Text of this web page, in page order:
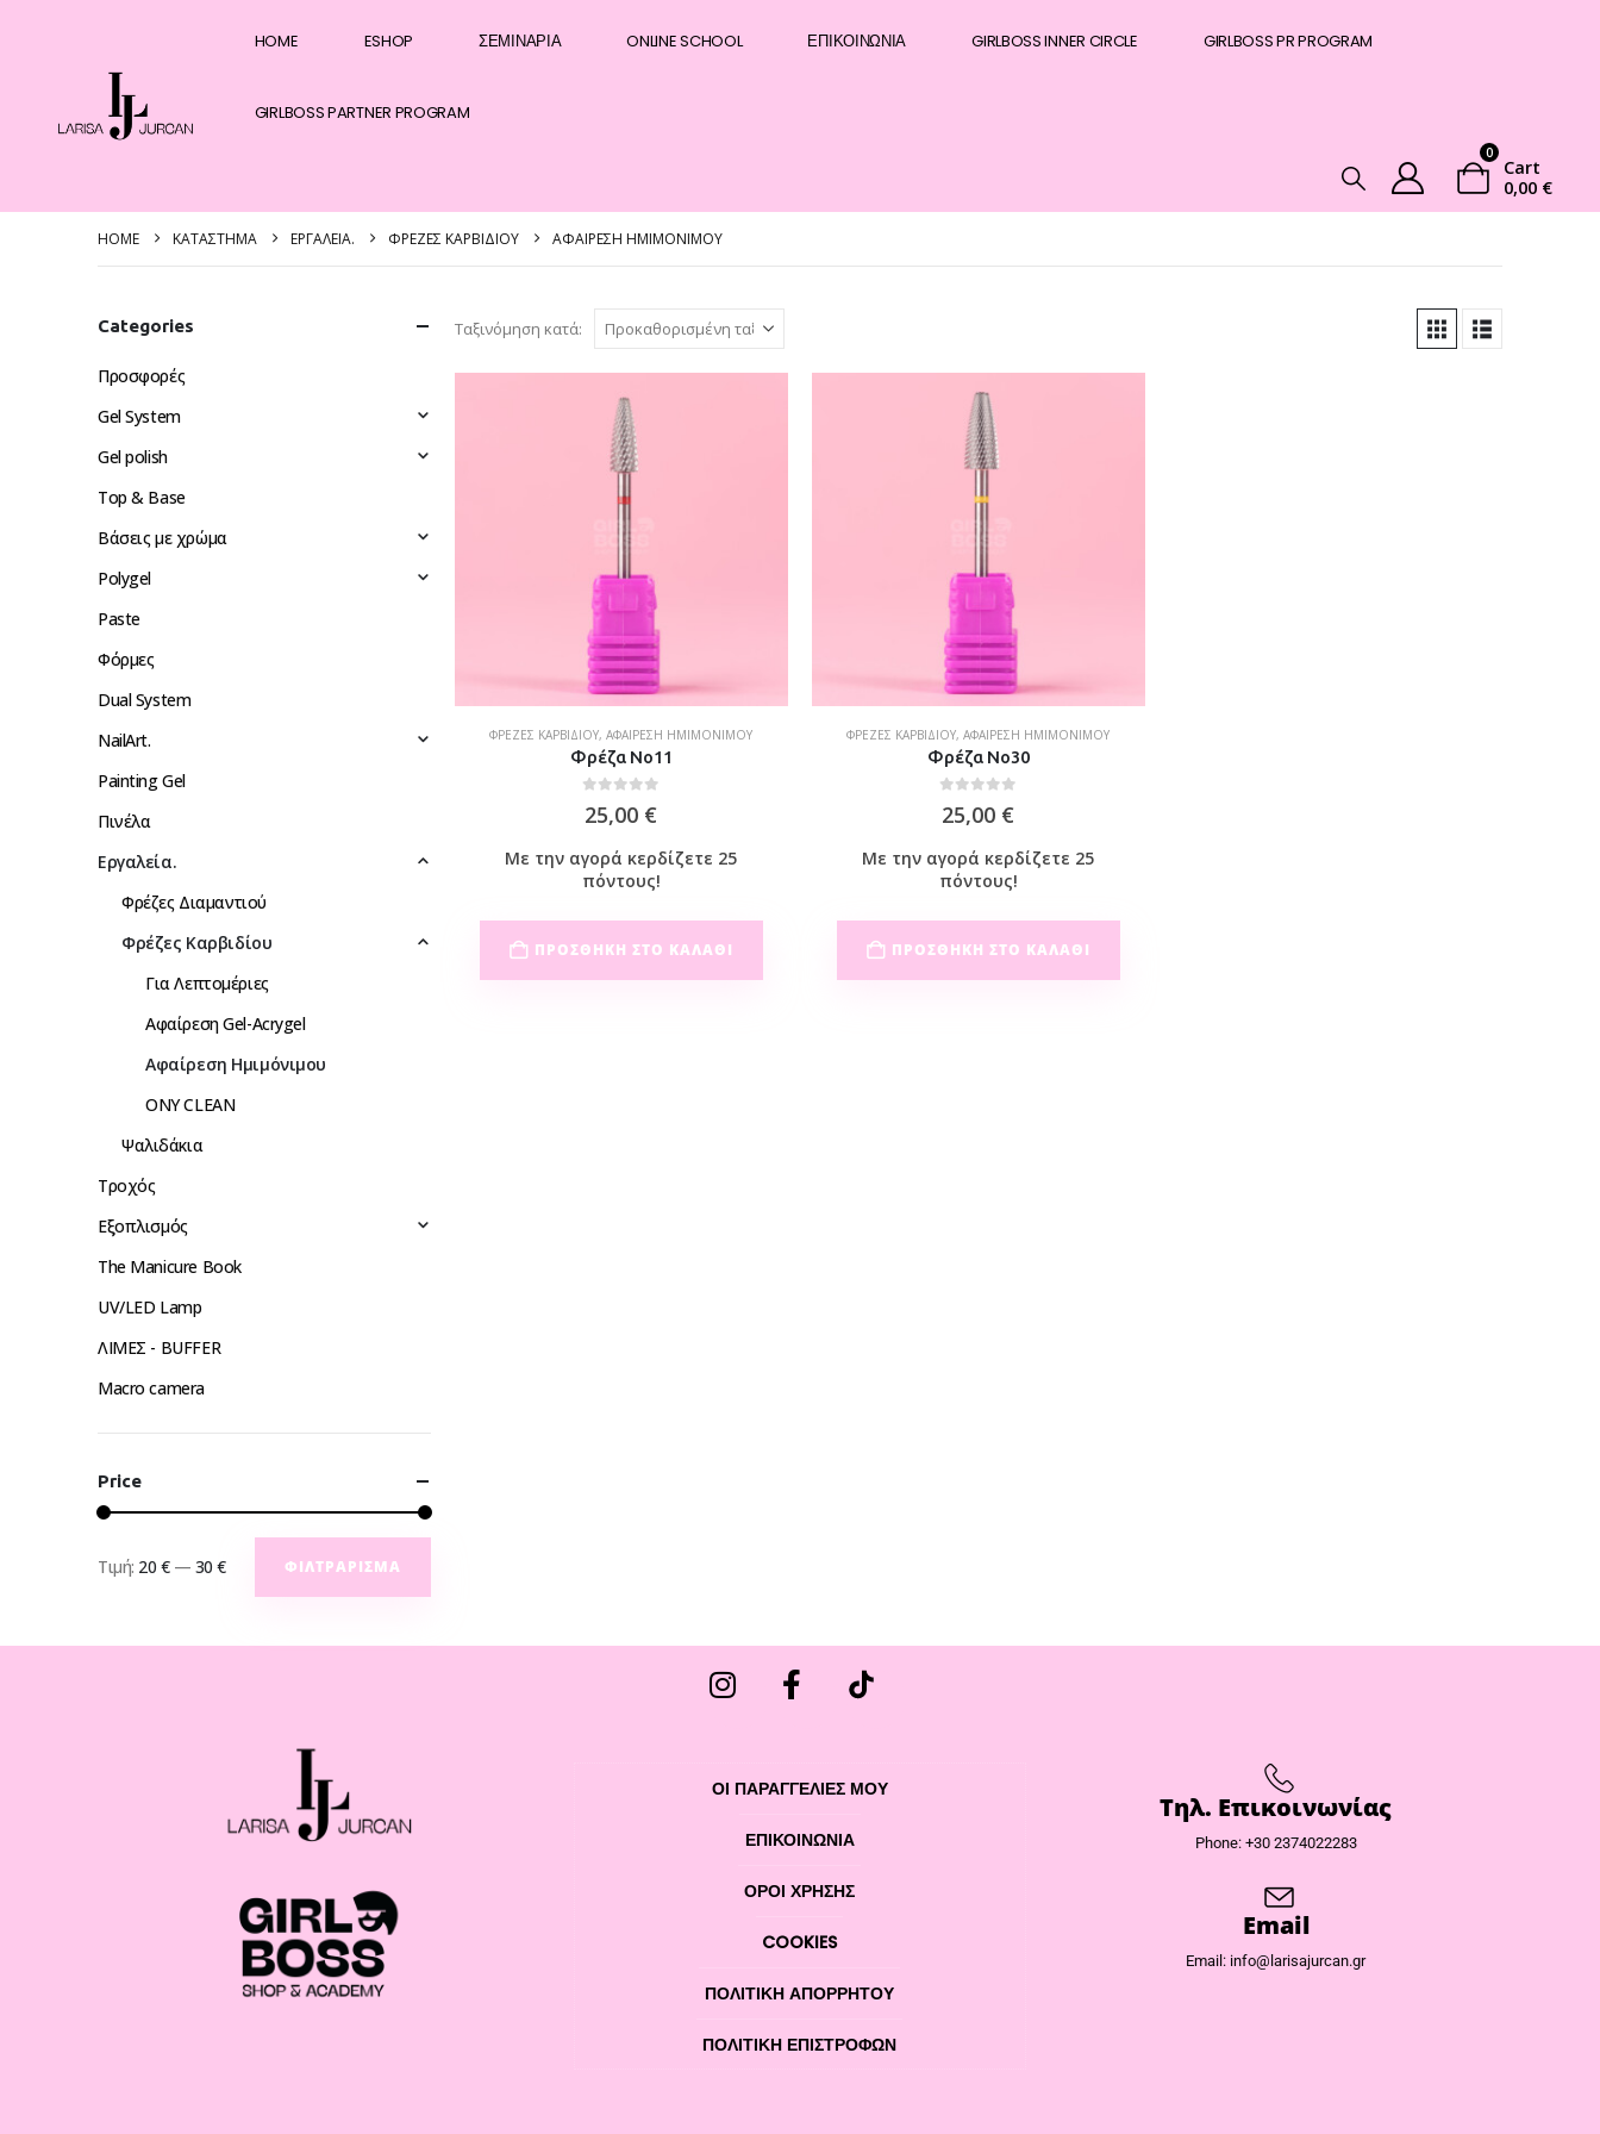
HOME ESHOP ΣΕΜΙΝΆΡΙΑ ONLINE SCHOOL ΕΠΙΚΟΙΝΩΝΊΑ GIRLBOSS INNER CIRCLE GIRLBOSS PR PROGRAM
GIRLBOSS PARTNER PROGRAM
0
Cart
0,00 €
HOME ΚΑΤΆΣΤΗΜΑ EΡΓΑΛΕΊΑ. ΦΡΈΖΕΣ ΚΑΡΒΙΔΊΟΥ ΑΦΑΊΡΕΣΗ ΗΜΙΜΌΝΙΜΟΥ
Ταξινόμηση κατά:
ΦΡΈΖΕΣ ΚΑΡΒΙΔΊΟΥ,ΑΦΑΊΡΕΣΗ ΗΜΙΜΌΝΙΜΟΥ
Φρέζα No11
25,00 €
Με την αγορά κερδίζετε 25
πόντους!
ΠΡΟΣΘΉΚΗ ΣΤΟ ΚΑΛΆΘΙ
ΦΡΈΖΕΣ ΚΑΡΒΙΔΊΟΥ,ΑΦΑΊΡΕΣΗ ΗΜΙΜΌΝΙΜΟΥ
Φρέζα Νο30
25,00 €
Με την αγορά κερδίζετε 25
πόντους!
ΠΡΟΣΘΉΚΗ ΣΤΟ ΚΑΛΆΘΙ
Categories
Προσφορές
Gel System
Gel polish
Top & Base
Βάσεις με χρώμα
Polygel
Paste
Φόρμες
Dual System
NailArt.
Painting Gel
Πινέλα
Eργαλεία.
Φρέζες Διαμαντιού
Φρέζες Καρβιδίου
Για Λεπτομέριες
Αφαίρεση Gel-Acrygel
Αφαίρεση Ημιμόνιμου
ONY CLEAN
Ψαλιδάκια
Τροχός
Εξοπλισμός
The Manicure Book
UV/LED Lamp
ΛΙΜΕΣ - BUFFER
Macro camera
Price
ΦΙΛΤΡΆΡΙΣΜΑ
Τιμή: 20 €— 30 €
ΟΙ ΠΑΡΑΓΓΕΛΙΕΣ ΜΟΥ
ΕΠΙΚΟΙΝΩΝΊΑ
ΌΡΟΙ ΧΡΉΣΗΣ
COOKIES
ΠΟΛΙΤΙΚΉ ΑΠΟΡΡΉΤΟΥ
ΠΟΛΙΤΙΚΉ ΕΠΙΣΤΡΟΦΏΝ
Τηλ. Επικοινωνίας
Phone: +30 2374022283
Email
Email: info@larisajurcan.gr